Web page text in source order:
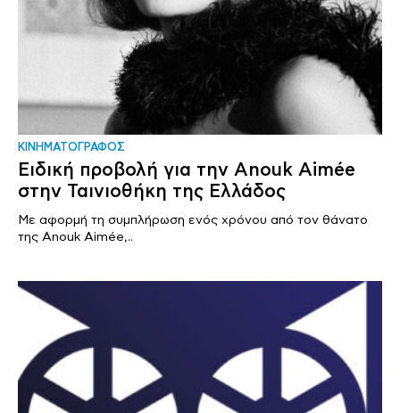
ΚΙΝΗΜΑΤΟΓΡΑΦΟΣ
Ειδική προβολή για την Anouk Aimée
στην Ταινιοθήκη της Ελλάδος
Με αφορμή τη συμπλήρωση ενός χρόνου από τον θάνατο
της Anouk Aimée,..